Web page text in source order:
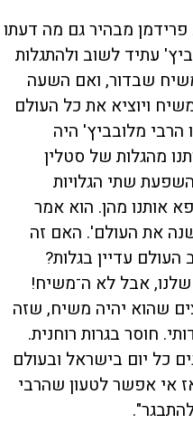
מבהיר גם מה דעתו
עתיד לשוב ולהתגלות
שבדור, ואם השעה
ויוציא את כל העולם
מלובביץ' היה
מהגלות של סטלין
שתי הגלויות
אותנו מהן. הוא אמר
את העולם'. האם זה
עדיין בגלות?
אבל לא ה־משיח!
שהוא יהיה משיח, שזה
חוסר בגרות רוחנית.
כל יום בישראל ובעולם
אי אפשר לטעון שהרבי